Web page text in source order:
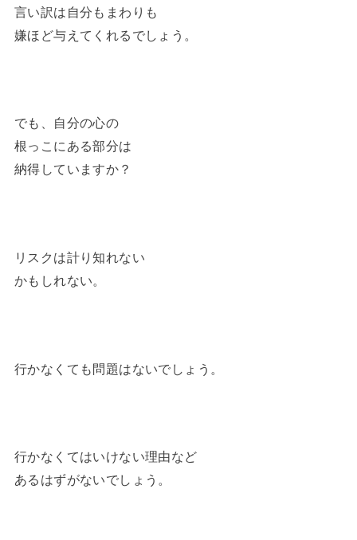
言い訳は自分もまわりも
嫌ほど与えてくれるでしょう。
でも、自分の心の
根っこにある部分は
納得していますか？
リスクは計り知れない
かもしれない。
行かなくても問題はないでしょう。
行かなくてはいけない理由など
あるはずがないでしょう。